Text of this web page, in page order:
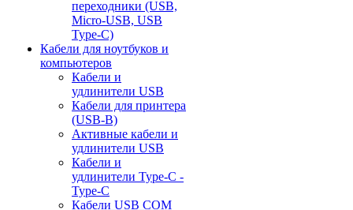
переходники (USB,
Micro-USB, USB
Type-C)
Кабели для ноутбуков и
компьютеров
Кабели и
удлинители USB
Кабели для принтера
(USB-B)
Активные кабели и
удлинители USB
Кабели и
удлинители Type-C -
Type-C
Кабели USB COM